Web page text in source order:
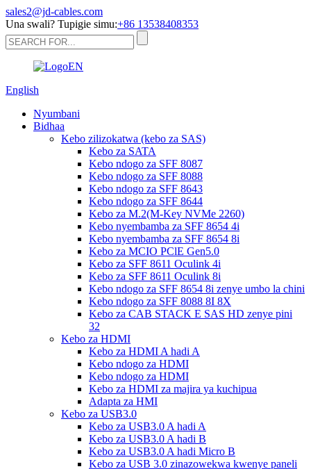
sales2@jd-cables.com
Una swali? Tupigie simu:+86 13538408353
English
Nyumbani
Bidhaa
Kebo zilizokatwa (kebo za SAS)
Kebo za SATA
Kebo ndogo za SFF 8087
Kebo ndogo za SFF 8088
Kebo ndogo za SFF 8643
Kebo ndogo za SFF 8644
Kebo za M.2(M-Key NVMe 2260)
Kebo nyembamba za SFF 8654 4i
Kebo nyembamba za SFF 8654 8i
Kebo za MCIO PClE Gen5.0
Kebo za SFF 8611 Oculink 4i
Kebo za SFF 8611 Oculink 8i
Kebo ndogo za SFF 8654 8i zenye umbo la chini
Kebo ndogo za SFF 8088 8I 8X
Kebo za CAB STACK E SAS HD zenye pini
32
Kebo za HDMI
Kebo za HDMI A hadi A
Kebo ndogo za HDMI
Kebo ndogo za HDMI
Kebo za HDMI za majira ya kuchipua
Adapta za HMI
Kebo za USB3.0
Kebo za USB3.0 A hadi A
Kebo za USB3.0 A hadi B
Kebo za USB3.0 A hadi Micro B
Kebo za USB 3.0 zinazowekwa kwenye paneli